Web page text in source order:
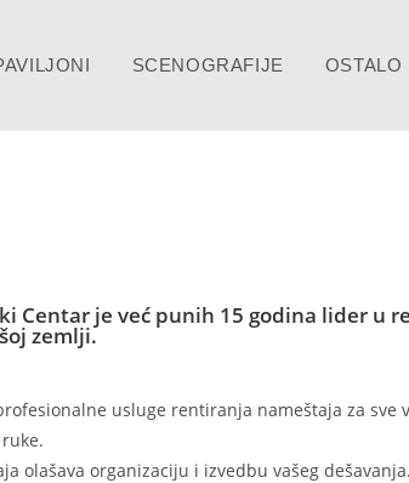
SCENOGRAFIJE OSTALO
Centar je već punih 15 godina lider u
zemlji.
usluge rentiranja nameštaja za sve
olašava organizaciju i izvedbu vašeg